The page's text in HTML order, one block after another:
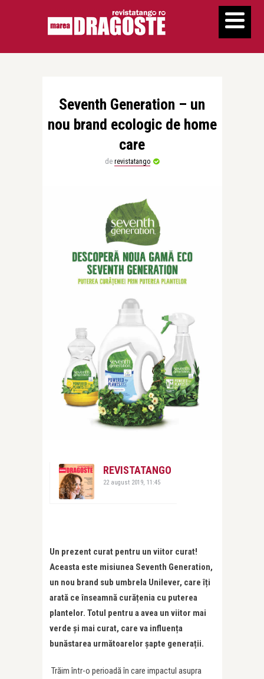
Seventh Generation – un
nou brand ecologic de home
care
de revistatango
REVISTATANGO
22 august 2019, 11:45
Un prezent curat pentru un viitor curat!
Aceasta este misiunea Seventh Generation,
un nou brand sub umbrela Unilever, care îți
arată ce înseamnă curățenia cu puterea
plantelor. Totul pentru a avea un viitor mai
verde și mai curat, care va influența
bunăstarea următoarelor șapte generații.
Trăim într-o perioadă în care impactul asupra